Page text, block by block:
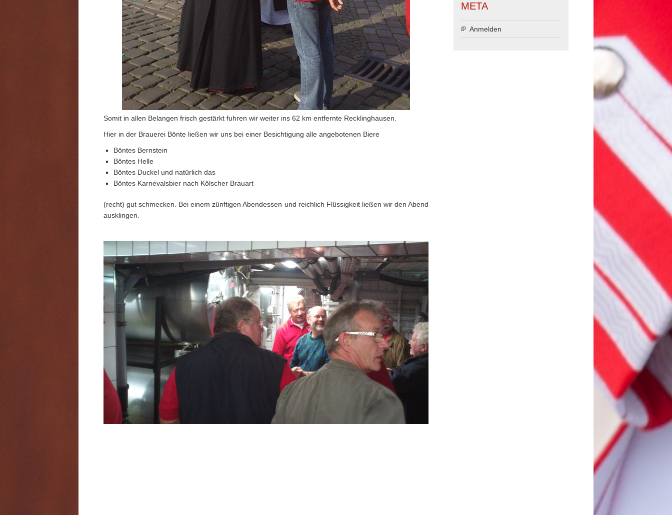
Somit in allen Belangen frisch gestärkt fuhren wir weiter ins 62 km entfernte Recklinghausen.
Hier in der Brauerei Bönte ließen wir uns bei einer Besichtigung alle angebotenen Biere
Böntes Bernstein
Böntes Helle
Böntes Duckel und natürlich das
Böntes Karnevalsbier nach Kölscher Brauart
(recht) gut schmecken. Bei einem zünftigen Abendessen und reichlich Flüssigkeit ließen wir den Abend
ausklingen.
META
Anmelden